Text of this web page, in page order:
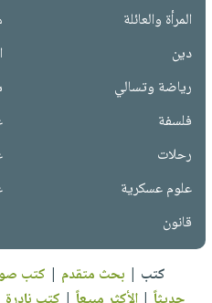
المرأة والعائلة
دين
رياضة وتسالي
فلسفة
رحلات
علوم عسكرية
قانون
كتب | بحث متقدم | كتب